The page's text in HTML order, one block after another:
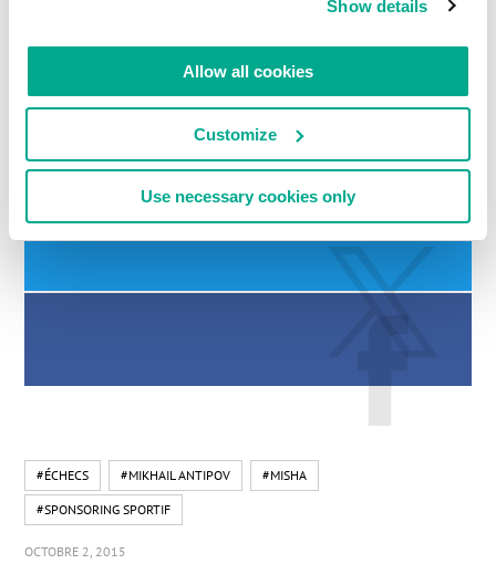
Show details
Allow all cookies
Customize
Use necessary cookies only
revient en force. En 2016, la coupe sera nôtre !
LIRE LES COMMENTAIRES 0
#ÉCHECS #MIKHAIL ANTIPOV #MISHA
#SPONSORING SPORTIF
OCTOBRE 2, 2015